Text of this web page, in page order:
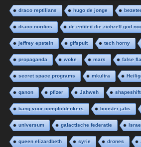
draco reptilians hugo de jonge
draco nordics de entiteit die zichzelf god
jeffrey epstein gifspuit tech horny
propaganda woke mars false
secret space programs mkultra
qanon pfizer Jahweh
bang voor complotdenkers booster jabs
universum galactische federatie
queen elizardbeth syrie drones